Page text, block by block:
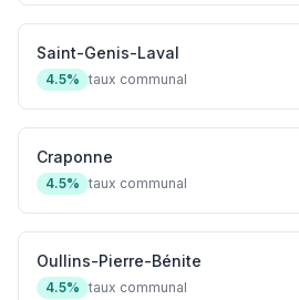
Saint-Genis-Laval
4.5% taux communal
Craponne
4.5% taux communal
Oullins-Pierre-Bénite
4.5% taux communal